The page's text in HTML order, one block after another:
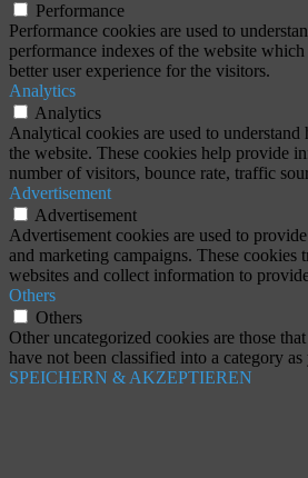
Performance
Performance cookies are used to
performance indexes of the website
better user experience for the visitors.
Analytics
Analytics
Analytical cookies are used to
the website. These cookies help provide
number of visitors, bounce rate, traffic
Advertisement
Advertisement
Advertisement cookies are used to
and marketing campaigns. These cookies
websites and collect information to
Others
Others
Other uncategorized cookies are those
have not been classified into a category as
SPEICHERN & AKZEPTIEREN